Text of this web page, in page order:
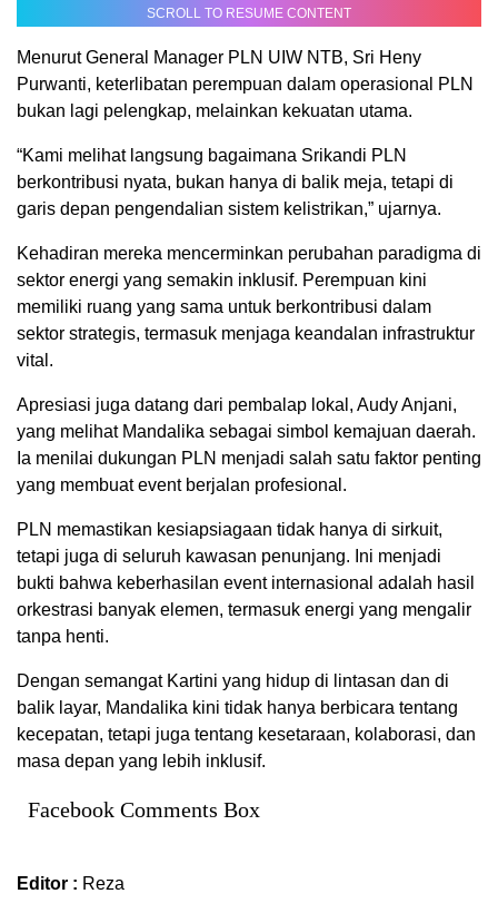
SCROLL TO RESUME CONTENT
Menurut General Manager PLN UIW NTB, Sri Heny
Purwanti, keterlibatan perempuan dalam operasional PLN
bukan lagi pelengkap, melainkan kekuatan utama.
“Kami melihat langsung bagaimana Srikandi PLN
berkontribusi nyata, bukan hanya di balik meja, tetapi di
garis depan pengendalian sistem kelistrikan,” ujarnya.
Kehadiran mereka mencerminkan perubahan paradigma di
sektor energi yang semakin inklusif. Perempuan kini
memiliki ruang yang sama untuk berkontribusi dalam
sektor strategis, termasuk menjaga keandalan infrastruktur
vital.
Apresiasi juga datang dari pembalap lokal, Audy Anjani,
yang melihat Mandalika sebagai simbol kemajuan daerah.
Ia menilai dukungan PLN menjadi salah satu faktor penting
yang membuat event berjalan profesional.
PLN memastikan kesiapsiagaan tidak hanya di sirkuit,
tetapi juga di seluruh kawasan penunjang. Ini menjadi
bukti bahwa keberhasilan event internasional adalah hasil
orkestrasi banyak elemen, termasuk energi yang mengalir
tanpa henti.
Dengan semangat Kartini yang hidup di lintasan dan di
balik layar, Mandalika kini tidak hanya berbicara tentang
kecepatan, tetapi juga tentang kesetaraan, kolaborasi, dan
masa depan yang lebih inklusif.
Facebook Comments Box
Editor : Reza